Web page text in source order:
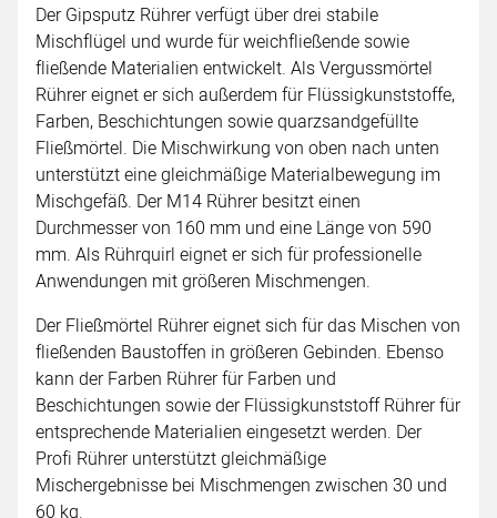
Der Gipsputz Rührer verfügt über drei stabile
Mischflügel und wurde für weichfließende sowie
fließende Materialien entwickelt. Als Vergussmörtel
Rührer eignet er sich außerdem für Flüssigkunststoffe,
Farben, Beschichtungen sowie quarzsandgefüllte
Fließmörtel. Die Mischwirkung von oben nach unten
unterstützt eine gleichmäßige Materialbewegung im
Mischgefäß. Der M14 Rührer besitzt einen
Durchmesser von 160 mm und eine Länge von 590
mm. Als Rührquirl eignet er sich für professionelle
Anwendungen mit größeren Mischmengen.
Der Fließmörtel Rührer eignet sich für das Mischen von
fließenden Baustoffen in größeren Gebinden. Ebenso
kann der Farben Rührer für Farben und
Beschichtungen sowie der Flüssigkunststoff Rührer für
entsprechende Materialien eingesetzt werden. Der
Profi Rührer unterstützt gleichmäßige
Mischergebnisse bei Mischmengen zwischen 30 und
60 kg.